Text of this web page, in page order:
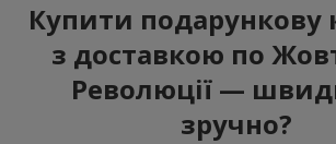
Купити подарункову
з доставкою по
Революції —
зручно?